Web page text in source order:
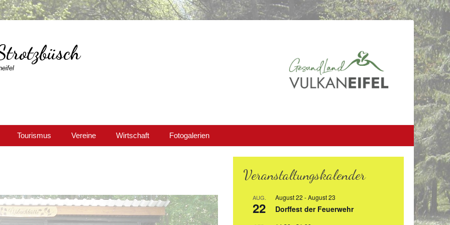
Tourismus Vereine Wirtschaft Fotogalerien
Veranstaltungskalender
AUG.
22
August 22 -August 23
Dorffest der Feuerwehr